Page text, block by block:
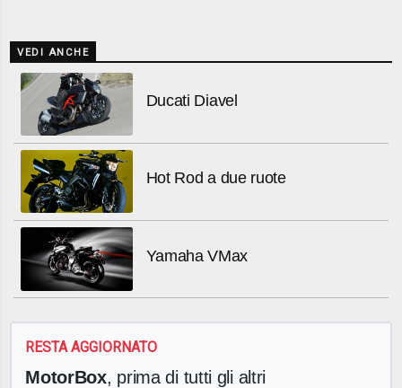
VEDI ANCHE
Ducati Diavel
Hot Rod a due ruote
Yamaha VMax
RESTA AGGIORNATO
MotorBox, prima di tutti gli altri